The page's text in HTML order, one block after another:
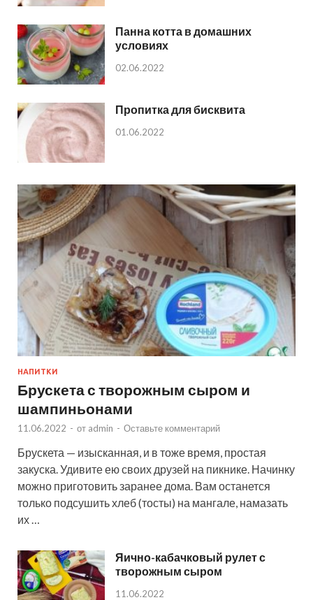
Панна котта в домашних
условиях
02.06.2022
Пропитка для бисквита
01.06.2022
НАПИТКИ
Брускета с творожным сыром и
шампиньонами
11.06.2022 - от admin - Оставьте комментарий
Брускета — изысканная, и в тоже время, простая
закуска. Удивите ею своих друзей на пикнике. Начинку
можно приготовить заранее дома. Вам останется
только подсушить хлеб (тосты) на мангале, намазать
их …
Яично-кабачковый рулет с
творожным сыром
11.06.2022